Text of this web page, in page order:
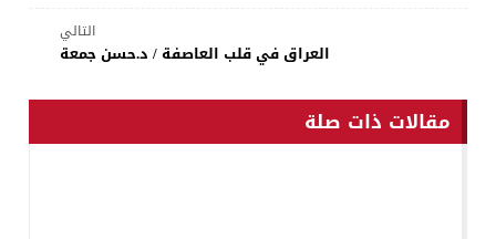
التالي
العراق في قلب العاصفة / د.حسن جمعة
مقالات ذات صلة